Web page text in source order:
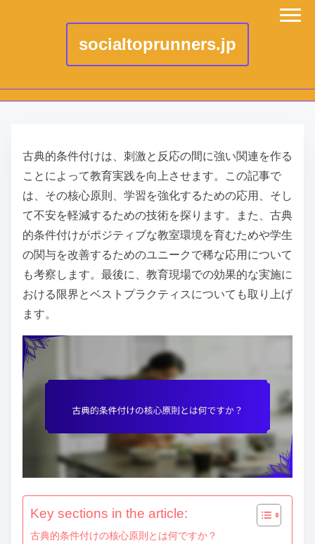
socialtoprunners.jp
古典的条件付けは、刺激と反応の間に強い関連を作る
ことによって教育実践を向上させます。この記事で
は、その核心原則、学習を強化するための応用、そし
て不安を軽減するための技術を探ります。また、古典
的条件付けがポジティブな教室環境を育むためや学生
の関与を改善するためのユニークで稀な応用について
も考察します。最後に、教育現場での効果的な実施に
おける限界とベストプラクティスについても取り上げ
ます。
Key sections in the article:
古典的条件付けの核心原則とは何ですか？